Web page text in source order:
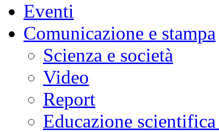
Eventi
Comunicazione e stampa
Scienza e società
Video
Report
Educazione